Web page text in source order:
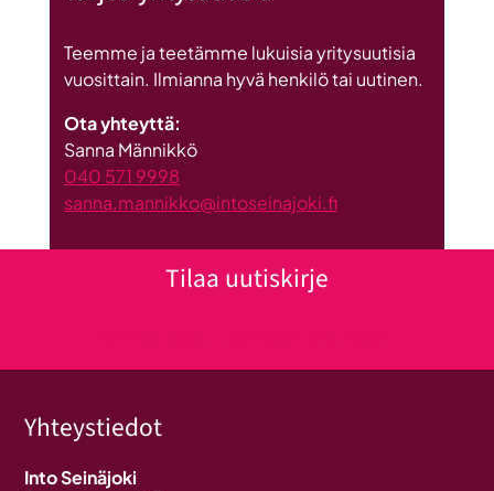
Teemme ja teetämme lukuisia yritysuutisia
vuosittain. Ilmianna hyvä henkilö tai uutinen.
Ota yhteyttä:
Sanna Männikkö
040 571 9998
sanna.mannikko@intoseinajoki.fi
Tilaa uutiskirje
Yhteystiedot
Into Seinäjoki